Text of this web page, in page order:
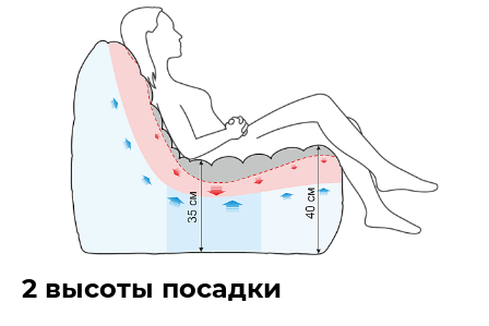
2 высоты посадки